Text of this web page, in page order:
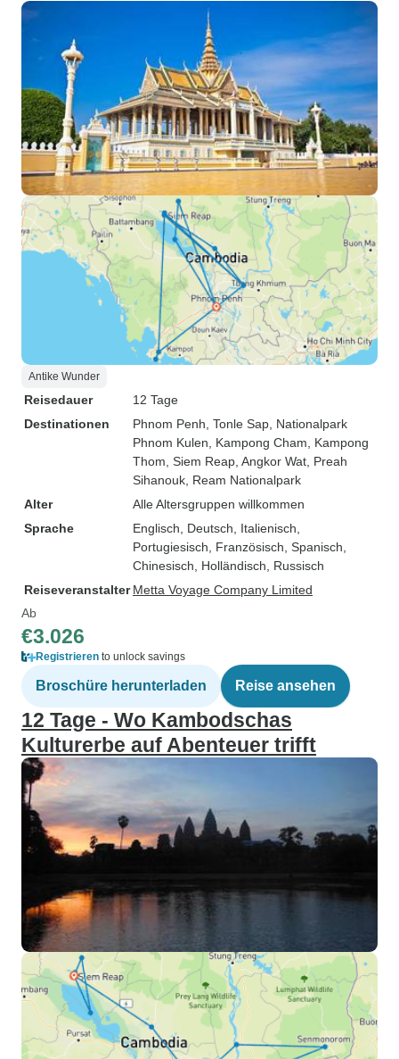
Antike Wunder
Reisedauer
12 Tage
Destinationen
Phnom Penh , Tonle Sap , Nationalpark
Phnom Kulen , Kampong Cham , Kampong
Thom , Siem Reap , Angkor Wat , Preah
Sihanouk , Ream Nationalpark
Alter
Alle Altersgruppen willkommen
Sprache
Englisch, Deutsch, Italienisch,
Portugiesisch, Französisch, Spanisch,
Chinesisch, Holländisch, Russisch
Reiseveranstalter Metta Voyage Company Limited
Ab
€3.026
Registrieren to unlock savings
Broschüre herunterladen Reise ansehen
12 Tage - Wo Kambodschas
Kulturerbe auf Abenteuer trifft